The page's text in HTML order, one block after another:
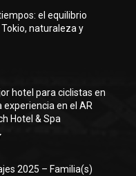
el equilibrio
naturaleza y
hotel para ciclistas en
experiencia en el AR
Hotel & Spa
2025 – Familia(s)